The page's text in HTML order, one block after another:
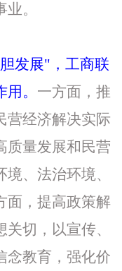
。
发展"，工商联
。 一方面，推
营经济解决实际
质量发展和民营
、法治环境、
面，提高政策解
切，以宣传、
念教育，强化价